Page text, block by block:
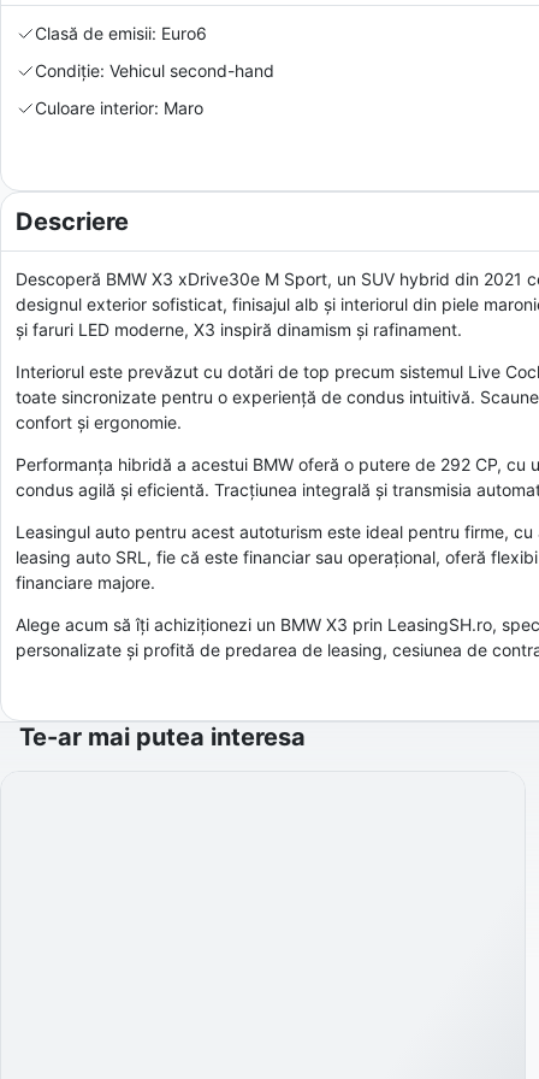
Clasă de emisii: Euro6
Condiție: Vehicul second-hand
Culoare interior: Maro
Descriere
Descoperă BMW X3 xDrive30e M Sport, un SUV hybrid din
designul exterior sofisticat, finisajul alb și interiorul din piele
și faruri LED moderne, X3 inspiră dinamism și rafinament.
Interiorul este prevăzut cu dotări de top precum sistemul Live
toate sincronizate pentru o experiență de condus intuitivă.
confort și ergonomie.
Performanța hibridă a acestui BMW oferă o putere de 292 CP,
condus agilă și eficientă. Tracțiunea integrală și transmisia
Leasingul auto pentru acest autoturism este ideal pentru firme,
leasing auto SRL, fie că este financiar sau operațional, oferă
financiare majore.
Alege acum să îți achiziționezi un BMW X3 prin LeasingSH.ro,
personalizate și profită de predarea de leasing, cesiunea de
Te-ar mai putea interesa